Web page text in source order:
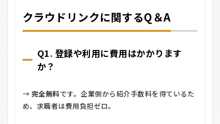
クラウドリンクに関するQ＆A
Q1. 登録や利用に費用はかかります
か？
→ 完全無料です。企業側から紹介手数料を得ているた
め、求職者は費用負担ゼロ。